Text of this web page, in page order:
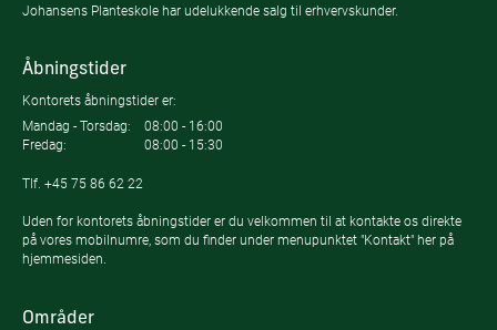
Johansens Planteskole har udelukkende salg til erhvervskunder.
Åbningstider
Kontorets åbningstider er:
Mandag - Torsdag:
08:00 - 16:00
Fredag:
08:00 - 15:30
Tlf. +45 75 86 62 22
Uden for kontorets åbningstider er du velkommen til at kontakte os direkte
på vores mobilnumre, som du finder under menupunktet "Kontakt" her på
hjemmesiden.
Områder